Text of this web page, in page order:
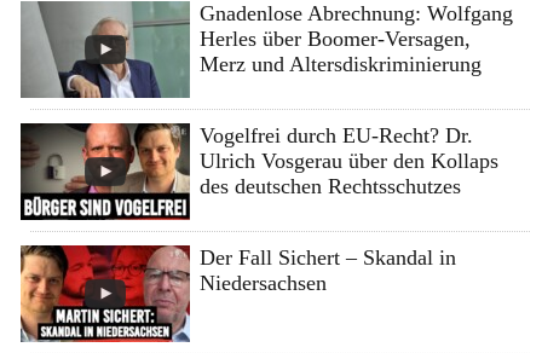
Gnadenlose Abrechnung: Wolfgang
Herles über Boomer-Versagen,
Merz und Altersdiskriminierung
Vogelfrei durch EU-Recht? Dr.
Ulrich Vosgerau über den Kollaps
des deutschen Rechtsschutzes
Der Fall Sichert – Skandal in
Niedersachsen